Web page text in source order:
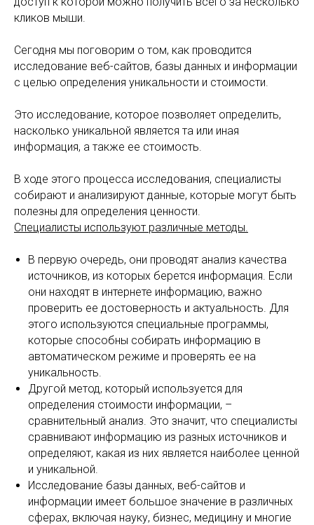
кликов мыши.
Сегодня мы поговорим о том, как проводится
исследование веб-сайтов, базы данных и информации
с целью определения уникальности и стоимости.
Это исследование, которое позволяет определить,
насколько уникальной является та или иная
информация, а также ее стоимость.
В ходе этого процесса исследования, специалисты
собирают и анализируют данные, которые могут быть
полезны для определения ценности.
Специалисты используют различные методы.
В первую очередь, они проводят анализ качества
источников, из которых берется информация. Если
они находят в интернете информацию, важно
проверить ее достоверность и актуальность. Для
этого используются специальные программы,
которые способны собирать информацию в
автоматическом режиме и проверять ее на
уникальность.
Другой метод, который используется для
определения стоимости информации, –
сравнительный анализ. Это значит, что специалисты
сравнивают информацию из разных источников и
определяют, какая из них является наиболее ценной
и уникальной.
Исследование базы данных, веб-сайтов и
информации имеет большое значение в различных
сферах, включая науку, бизнес, медицину и многие